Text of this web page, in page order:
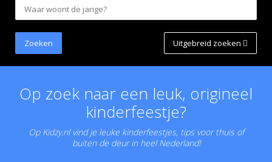
Uitgebreid zoeken
Op zoek naar een leuk, origineel
kinderfeestje?
Op Kidzy.nl vind je leuke kinderfeestjes, tips voor thuis of
buiten de deur in heel Nederland!